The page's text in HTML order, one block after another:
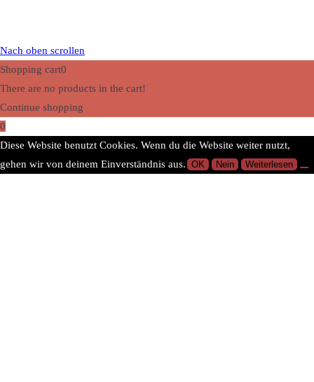
Nach oben scrollen
Shopping cart0
There are no products in the cart!
Continue shopping
0
Diese Website benutzt Cookies. Wenn du die Website weiter nutzt,
gehen wir von deinem Einverständnis aus. OK Nein Weiterlesen